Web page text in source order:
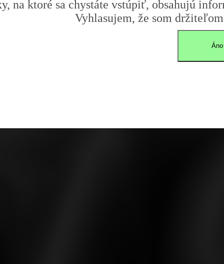
na ktoré sa chystáte vstúpiť, obsahujú
Vyhlasujem, že som
Áno